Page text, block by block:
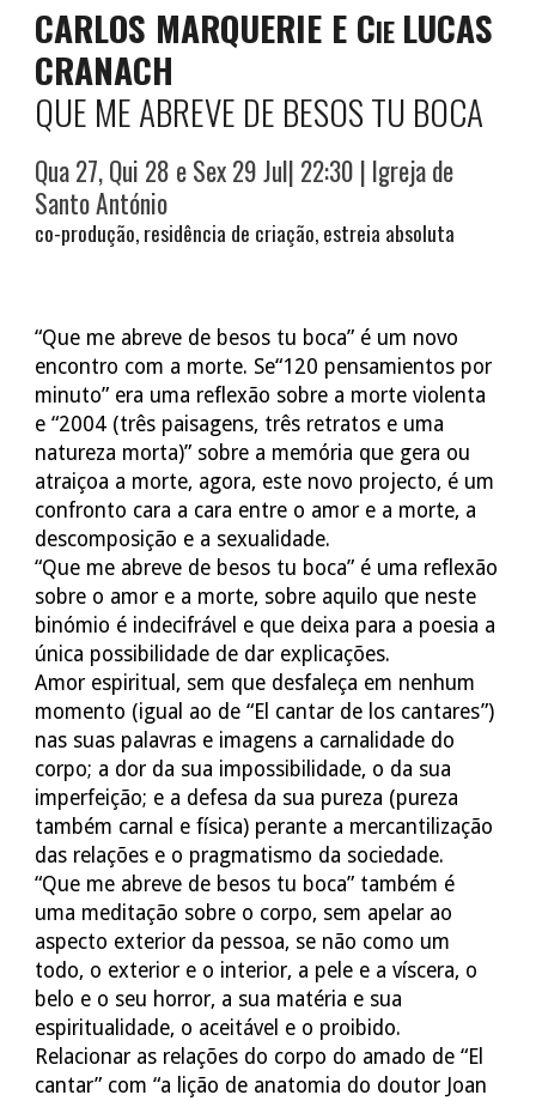
CARLOS MARQUERIE E CIE LUCAS
CRANACH
QUE ME ABREVE DE BESOS TU BOCA
Qua 27, Qui 28 e Sex 29Jul| 22:30 | Igreja de
Santo António
co-produção,residência de criação,estreia absoluta
“Que me abreve de besos tu boca” é um novo
encontro com a morte. Se“120 pensamientos por
minuto” era uma reflexão sobre a morte violenta
e “2004 (três paisagens, três retratos e uma
natureza morta)” sobre a memória que gera ou
atraiçoa a morte, agora, este novo projecto, é um
confronto cara a cara entre o amor e a morte, a
descomposição e a sexualidade.
“Que me abreve de besos tu boca” é uma reflexão
sobre o amor e a morte, sobre aquilo que neste
binómio é indecifrável e que deixa para a poesia a
única possibilidade de dar explicações.
Amor espiritual, sem que desfaleça em nenhum
momento (igual ao de “El cantar de los cantares”)
nas suas palavras e imagens a carnalidade do
corpo; a dor da sua impossibilidade, o da sua
imperfeição; e a defesa da sua pureza (pureza
também carnal e física) perante a mercantilização
das relações e o pragmatismo da sociedade.
“Que me abreve de besos tu boca” também é
uma meditação sobre o corpo, sem apelar ao
aspecto exterior da pessoa, se não como um
todo, o exterior e o interior, a pele e a víscera, o
belo e o seu horror, a sua matéria e sua
espiritualidade, o aceitável e o proibido.
Relacionar as relações do corpo do amado de “El
cantar” com “a lição de anatomia do doutor Joan